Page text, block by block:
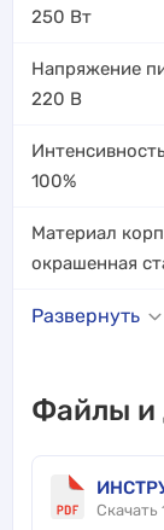
250 Вт
Напряжение
220 В
100%
Материал
окрашенная
Развернуть
Файлы и
Скачать